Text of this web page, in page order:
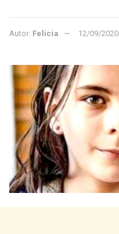
Autor: Felicia 12/09/2020